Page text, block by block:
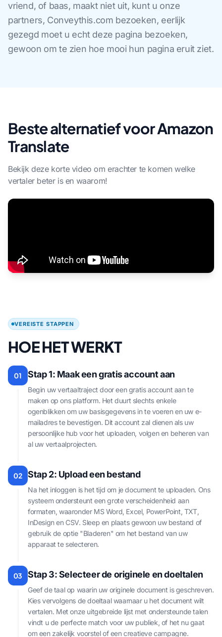
vriend, of baas, maakt niet uit, kunt u onze
partners, Conveythis.com bezoeken, eerlijk
gezegd moet u echt deze pagina bezoeken,
gewoon om te zien hoe mooi hun pagina eruit ziet.
Beste alternatief voor Amazon
Translate
Bekijk deze korte video om erachter te komen welke
vertaler beter is en waarom!
VEREISTE STAPPEN
HOE HET WERKT
01 Stap 1: Maak een gratis account aan
Begin uw vertaaltraject door een gratis account aan te
maken op ons platform. Het duurt slechts enkele
ogenblikken om uw basisgegevens in te voeren en uw e-
mailadres te bevestigen. Dit account zal dienen als uw
persoonlijke hub voor het uploaden, volgen en beheren van
al uw vertaalprojecten.
02 Stap 2: Upload een bestand
Na het inloggen is het tijd om je document te uploaden. Ons
systeem ondersteunt een grote verscheidenheid aan
formaten, waaronder MS Word, Excel, PowerPoint, TXT,
InDesign en CSV. Sleep en plaats gewoon uw bestand of
gebruik de optie "Bladeren" om het bestand van uw
apparaat te selecteren.
03 Stap 3: Selecteer de originele en doeltalen
Geef de taal op waarin uw originele document is geschreven.
Kies vervolgens de doeltaal waarnaar u het document wilt
vertalen. Met onze uitgebreide lijst met ondersteunde talen
vindt u de perfecte match voor uw publiek, of het nu gaat
om een zakelijk voorstel of een creatieve campagne.